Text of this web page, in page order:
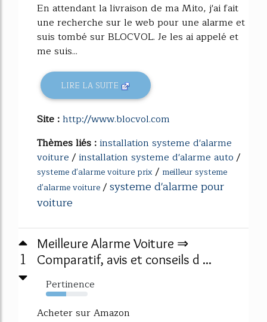
En attendant la livraison de ma Mito, j'ai fait
une recherche sur le web pour une alarme et
suis tombé sur BLOCVOL. Je les ai appelé et
me suis...
LIRE LA SUITE
Site :http://www.blocvol.com
Thèmes liés :installation systeme d'alarme
voiture/installation systeme d'alarme auto/
systeme d'alarme voiture prix/ meilleur systeme
d'alarme voiture/systeme d'alarme pour
voiture
1
Meilleure Alarme Voiture ⇒
Comparatif, avis et conseils d ...
Pertinence
49%
Acheter sur Amazon